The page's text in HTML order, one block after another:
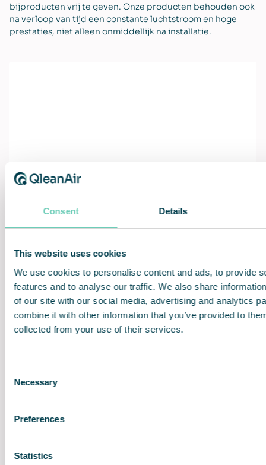
Consent Details
This website uses cookies
We use cookies to personalise content and ads, to provide
features and to analyse our traffic. We also share
of our site with our social media, advertising and analytics
combine it with other information that you’ve provided to
collected from your use of their services.
Selection
Necessary
Preferences
Statistics
bijproducten vrij te geven. Onze producten behouden ook
na verloop van tijd een constante luchtstroom en hoge
prestaties, niet alleen onmiddellijk na installatie.
Schone lucht als service met Lifetime
Performance Guarantee
We leveren onze luchtreinigingsoplossingen als een
complete service – inclusief installatie, filtervervanging,
functietesten en preventief onderhoud, door
gecertificeerde technici. Met onze unieke Lifetime
Performance Guarantee zorgen we ervoor dat uw
oplossing jaar na jaar blijft functioneren en presteren.
ONTDEK ONS DIENSTENAANBOD